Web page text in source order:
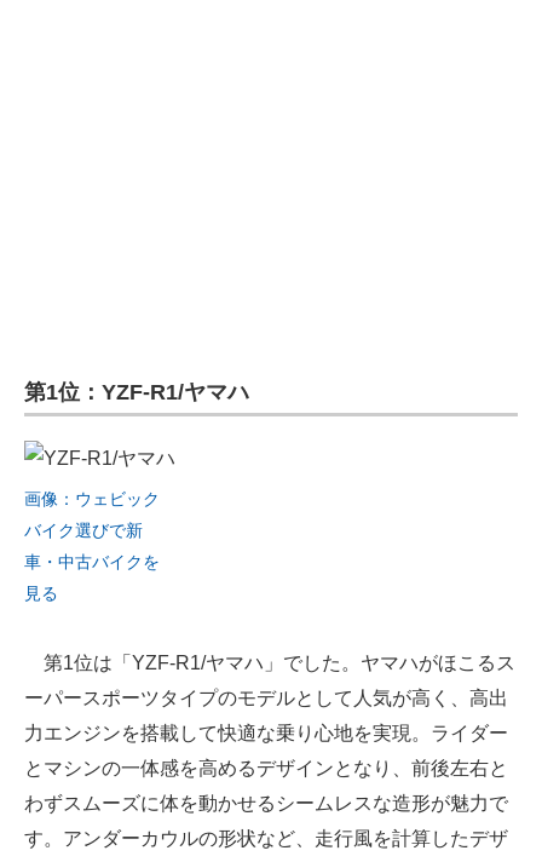
建設×テクノロジーの最前線
ちょっと気になるネットの話題
第1位：YZF-R1/ヤマハ
画像：ウェビック
バイク選びで新
車・中古バイクを
見る
第1位は「YZF-R1/ヤマハ」でした。ヤマハがほこるス
ーパースポーツタイプのモデルとして人気が高く、高出
力エンジンを搭載して快適な乗り心地を実現。ライダー
とマシンの一体感を高めるデザインとなり、前後左右と
わずスムーズに体を動かせるシームレスな造形が魅力で
す。アンダーカウルの形状など、走行風を計算したデザ